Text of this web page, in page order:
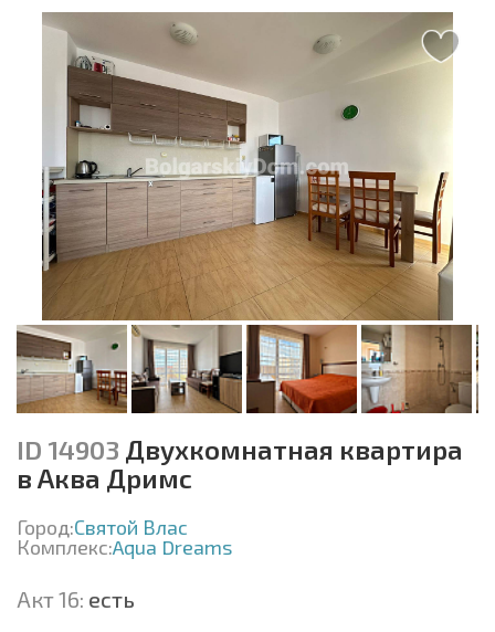
ID 14903 Двухкомнатная квартира
в Аква Дримс
Город:Святой Влас
Комплекс:Aqua Dreams
Акт 16: есть